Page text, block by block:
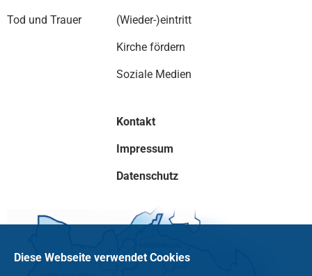
Tod und Trauer (Wieder-)eintritt
Kirche fördern
Soziale Medien
Kontakt
Impressum
Datenschutz
Diese Webseite verwendet Cookies